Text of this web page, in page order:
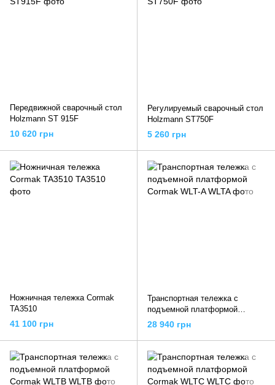
Передвижной сварочный стол
Holzmann ST 915F
10 620 грн
Регулируемый сварочный стол
Holzmann ST750F
5 260 грн
Ножничная тележка Cormak
TA3510
41 100 грн
Транспортная тележка с
подъемной платформой
Cormak WLT-A
28 940 грн